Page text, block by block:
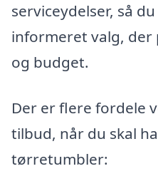
serviceydelser, så
informeret valg, der
og budget.
Der er flere fordele
tilbud, når du skal
tørretumbler: